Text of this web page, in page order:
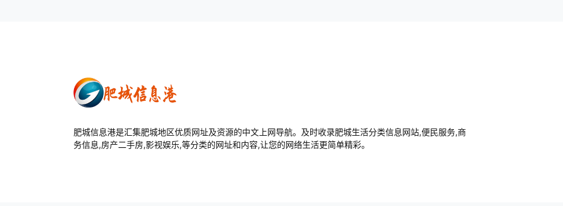
肥城信息港是汇集肥城地区优质网址及资源的中文上网导航。及时收录肥城生活分类信息网站,便民服务,商
务信息,房产二手房,影视娱乐,等分类的网址和内容,让您的网络生活更简单精彩。